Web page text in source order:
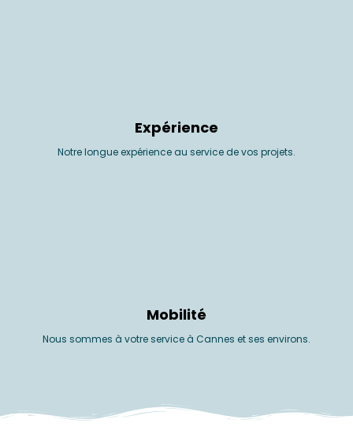
Expérience
Notre longue expérience au service de vos projets.
Mobilité
Nous sommes à votre service à Cannes et ses environs.